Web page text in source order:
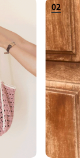
02